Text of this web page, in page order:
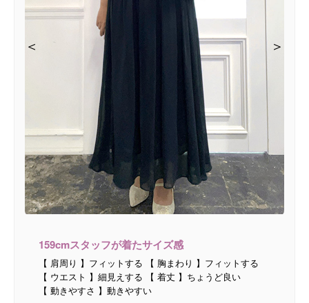
＜ ＞
＜ ＞
＜ ＞
159cmスタッフが着たサイズ感
【 肩周り 】フィットする 【 胸まわり 】フィットする
【 ウエスト 】細見えする 【 着丈 】ちょうど良い
【 動きやすさ 】動きやすい